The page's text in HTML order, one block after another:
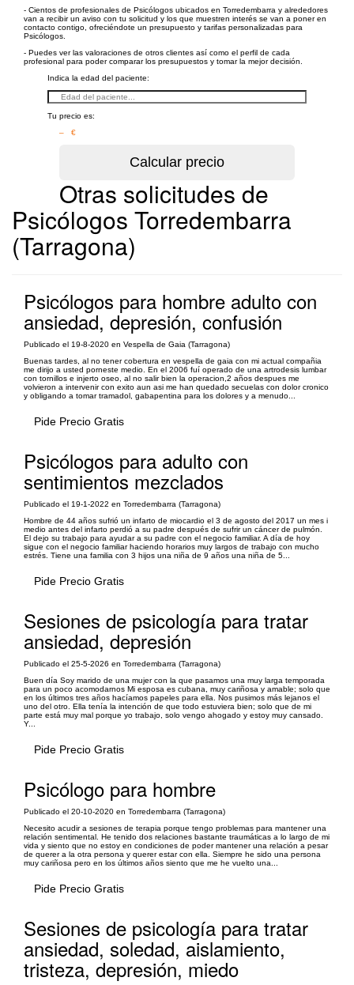
- Cientos de profesionales de Psicólogos ubicados en Torredembarra y alrededores
van a recibir un aviso con tu solicitud y los que muestren interés se van a poner en
contacto contigo, ofreciéndote un presupuesto y tarifas personalizadas para
Psicólogos.
- Puedes ver las valoraciones de otros clientes así como el perfil de cada
profesional para poder comparar los presupuestos y tomar la mejor decisión.
Indica la edad del paciente:
Tu precio es:
– €
Otras solicitudes de
Psicólogos Torredembarra
(Tarragona)
Psicólogos para hombre adulto con
ansiedad, depresión, confusión
Publicado el 19-8-2020 en Vespella de Gaia (Tarragona)
Buenas tardes, al no tener cobertura en vespella de gaia con mi actual compañia
me dirijo a usted porneste medio. En el 2006 fuí operado de una artrodesis lumbar
con tornillos e injerto oseo, al no salir bien la operacion,2 años despues me
volvieron a intervenir con exito aun asi me han quedado secuelas con dolor cronico
y obligando a tomar tramadol, gabapentina para los dolores y a menudo...
Pide Precio Gratis
Psicólogos para adulto con
sentimientos mezclados
Publicado el 19-1-2022 en Torredembarra (Tarragona)
Hombre de 44 años sufrió un infarto de miocardio el 3 de agosto del 2017 un mes i
medio antes del infarto perdió a su padre después de sufrir un cáncer de pulmón.
El dejo su trabajo para ayudar a su padre con el negocio familiar. A día de hoy
sigue con el negocio familiar haciendo horarios muy largos de trabajo con mucho
estrés. Tiene una familia con 3 hijos una niña de 9 años una niña de 5...
Pide Precio Gratis
Sesiones de psicología para tratar
ansiedad, depresión
Publicado el 25-5-2026 en Torredembarra (Tarragona)
Buen día Soy marido de una mujer con la que pasamos una muy larga temporada
para un poco acomodarnos Mi esposa es cubana, muy cariñosa y amable; solo que
en los últimos tres años hacíamos papeles para ella. Nos pusimos más lejanos el
uno del otro. Ella tenía la intención de que todo estuviera bien; solo que de mi
parte está muy mal porque yo trabajo, solo vengo ahogado y estoy muy cansado.
Y...
Pide Precio Gratis
Psicólogo para hombre
Publicado el 20-10-2020 en Torredembarra (Tarragona)
Necesito acudir a sesiones de terapia porque tengo problemas para mantener una
relación sentimental. He tenido dos relaciones bastante traumáticas a lo largo de mi
vida y siento que no estoy en condiciones de poder mantener una relación a pesar
de querer a la otra persona y querer estar con ella. Siempre he sido una persona
muy cariñosa pero en los últimos años siento que me he vuelto una...
Pide Precio Gratis
Sesiones de psicología para tratar
ansiedad, soledad, aislamiento,
tristeza, depresión, miedo